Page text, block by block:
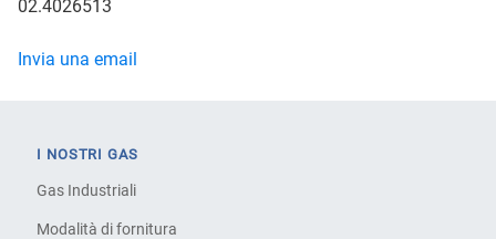
02.4026513
Invia una email
I NOSTRI GAS
Gas Industriali
Modalità di fornitura